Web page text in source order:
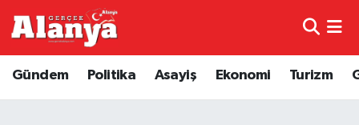
Gündem Politika Asayiş Ekonomi Turizm
Genel
Trafik Durumu